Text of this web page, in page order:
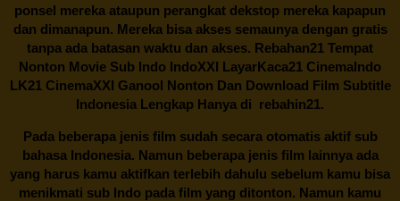
ponsel mereka ataupun perangkat dekstop mereka kapapun
dan dimanapun. Mereka bisa akses semaunya dengan gratis
tanpa ada batasan waktu dan akses. Rebahan21 Tempat
Nonton Movie Sub Indo IndoXXI LayarKaca21 CinemaIndo
LK21 CinemaXXI Ganool Nonton Dan Download Film Subtitle
Indonesia Lengkap Hanya di rebahin21.
Pada beberapa jenis film sudah secara otomatis aktif sub
bahasa Indonesia. Namun beberapa jenis film lainnya ada
yang harus kamu aktifkan terlebih dahulu sebelum kamu bisa
menikmati sub Indo pada film yang ditonton. Namun kamu